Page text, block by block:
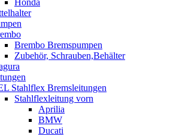
Honda
Brembo Bremspumpen
Zubehör, Schrauben,Behälter
Stahlflex Bremsleitungen
Stahlflexleitung vorn
Aprilia
BMW
Ducati